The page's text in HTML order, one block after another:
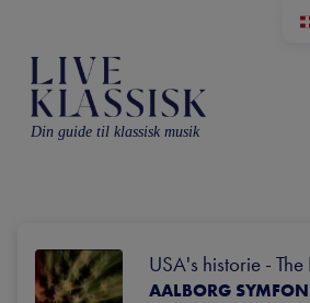
Din guide til klassisk musik
USA's historie -
AALBORG